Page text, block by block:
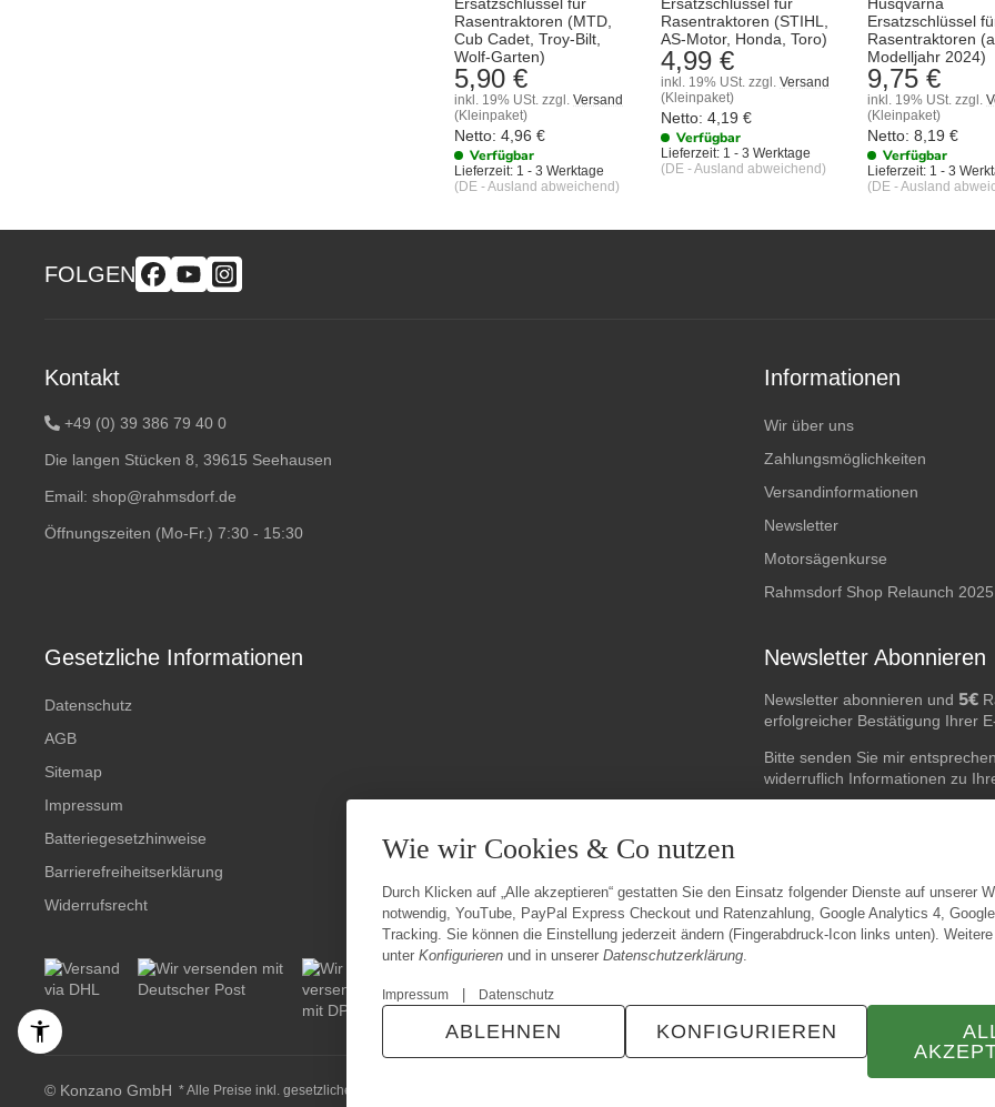
Rasentraktoren (MTD,
Cub Cadet, Troy-Bilt,
Wolf-Garten)
5,90 €
inkl. 19% USt. zzgl. Versand
(Kleinpaket)
Netto: 4,96 €
Verfügbar
Lieferzeit: 1 - 3 Werktage
(DE - Ausland abweichend)
Rasentraktoren (STIHL,
AS-Motor, Honda, Toro)
4,99 €
inkl. 19% USt. zzgl. Versand
(Kleinpaket)
Netto: 4,19 €
Verfügbar
Lieferzeit: 1 - 3 Werktage
(DE - Ausland abweichend)
Ersatzschlüssel
Rasentraktoren
Modelljahr 2024)
9,75 €
inkl. 19% USt. zzgl.
(Kleinpaket)
Netto: 8,19 €
Verfügbar
Lieferzeit: 1 - 3
(DE - Ausland
FOLGEN
Kontakt
+49 (0) 39 386 79 40 0
Die langen Stücken 8, 39615 Seehausen
Email: shop@rahmsdorf.de
Öffnungszeiten (Mo-Fr.) 7:30 - 15:30
Informationen
Wir über uns
Zahlungsmöglichkeiten
Versandinformationen
Newsletter
Motorsägenkurse
Rahmsdorf Shop Relaunch 2025
Gesetzliche Informationen
Datenschutz
AGB
Sitemap
Impressum
Batteriegesetzhinweise
Barrierefreiheitserklärung
Widerrufsrecht
Newsletter Abonnieren
Newsletter abonnieren und 5€
erfolgreicher Bestätigung Ihrer
Bitte senden Sie mir
widerruflich Informationen zu
© Konzano GmbH * Alle Preise inkl. gesetzlicher USt., zzgl.
Wie wir Cookies & Co nutzen
Durch Klicken auf „Alle akzeptieren“ gestatten Sie den Einsatz folgender Dienste auf unserer
notwendig, YouTube, PayPal Express Checkout und Ratenzahlung, Google Analytics 4,
Tracking. Sie können die Einstellung jederzeit ändern (Fingerabdruck-Icon links unten).
unter Konfigurieren und in unserer Datenschutzerklärung.
Impressum Datenschutz
ABLEHNEN KONFIGURIEREN